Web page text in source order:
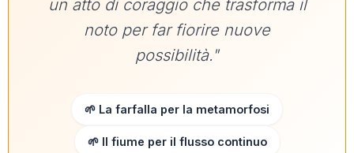
un atto di coraggio che trasforma il
noto per far fiorire nuove
possibilità."
🌱 La farfalla per la metamorfosi
🌱 Il fiume per il flusso continuo